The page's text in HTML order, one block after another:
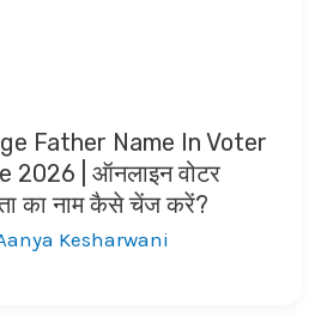
Father Name In Voter
2026 | ऑनलाइन वोटर
का नाम कैसे चेंज करें?
Kesharwani